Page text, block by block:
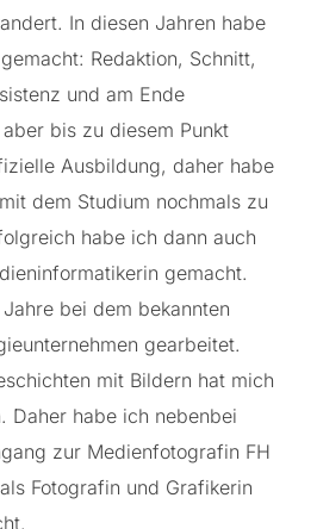
In diesen Jahren habe
Redaktion, Schnitt,
und am Ende
bis zu diesem Punkt
Ausbildung, daher habe
dem Studium nochmals zu
habe ich dann auch
gemacht.
bei dem bekannten
gearbeitet.
mit Bildern hat mich
Daher habe ich nebenbei
zur Medienfotografin FH
Fotografin und Grafikerin